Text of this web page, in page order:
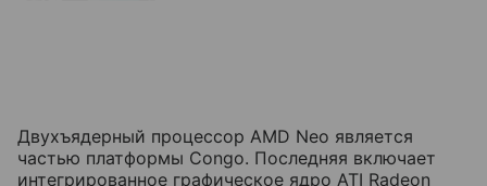
Двухъядерный процессор AMD Neo является
частью платформы Congo. Последняя включает
интегрированное графическое ядро ATI Radeon